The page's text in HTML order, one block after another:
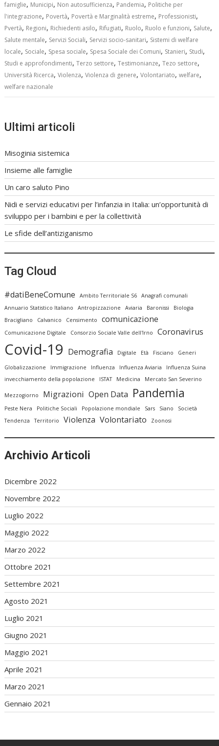
famiglie, Municipi, Non autosufficienza, Pandemia, Politiche per
l'integrazione, Povertà, Povertà e Marginalità estreme, Professionisti,
Pvertà, Regioni, Richiedenti asilo, Rifugiati, Ruolo, Ruolo e funzioni, Salute,
Salute mentale, Servizi Sociali, Servizi socio-sanitari, Sistemi di welfare
locale, Sociale, Spesa sociale, Spesa Sociale dei Comuni, Stanieri, Studi,
Studi e approfondimenti,Terzo settore,Testimonianze,Tezo settore,
Università Ricerca,Violenza,Violenza di genere,Volontariato,welfare,
welfare nazionale
Ultimi articoli
Misoginia sistemica
Insieme alle famiglie
Un caro saluto Pino
Nidi e servizi educativi per l’infanzia in Italia: un’opportunità di
sviluppo per i bambini e per la collettività
Le sfide dell’antiziganismo
Tag Cloud
#datiBeneComune Ambito Territoriale S6
Anagrafi comunali
Annuario Statistico Italiano
Antropizzazione Aviaria Baronissi
Biologia
Bracigliano
Calvanico Censimento comunicazione
Comunicazione Digitale Consorzio Sociale Valle dell'Irno Coronavirus
Covid-19 Demografia Digitale Età Fisciano Generi
Globalizzazione Immigrazione Influenza Influenza Aviaria
Influenza Suina
invecchiamento della popolazione
ISTAT Medicina Mercato San Severino
Mezzogiorno Migrazioni Open Data Pandemia
Peste Nera Politiche Sociali Popolazione mondiale Sars Siano
Società
Tendenza
Territorio Violenza Volontariato Zoonosi
Archivio Articoli
Dicembre 2022
Novembre 2022
Luglio 2022
Maggio 2022
Marzo 2022
Ottobre 2021
Settembre 2021
Agosto 2021
Luglio 2021
Giugno 2021
Maggio 2021
Aprile 2021
Marzo 2021
Gennaio 2021